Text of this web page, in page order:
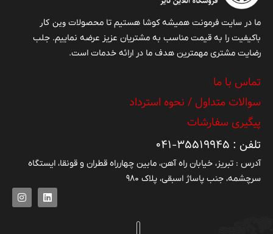
ما در سایت فرمونت همیشه کوشا هستیم تا محصولات وین کار
باکیفیت را به قیمت مناسب به مشتریان عزیز عرضه نماییم. جلب
رضایت مشتری مهمترین هدف ما در ارائه خدمات است.
تماس با ما
سوالات متداول / نحوه استرداد
پیگیری سفارشات
تلفن : ۳۵۵۱۹۹۴۵-۰۴۱
آدرس : تبریز، خیابان راه آهن، مابین چهارراه قطران و قونقا، ایستگاه
سرچشمه، جنب پاساژ اسبقی، پلاک ۹۸۰